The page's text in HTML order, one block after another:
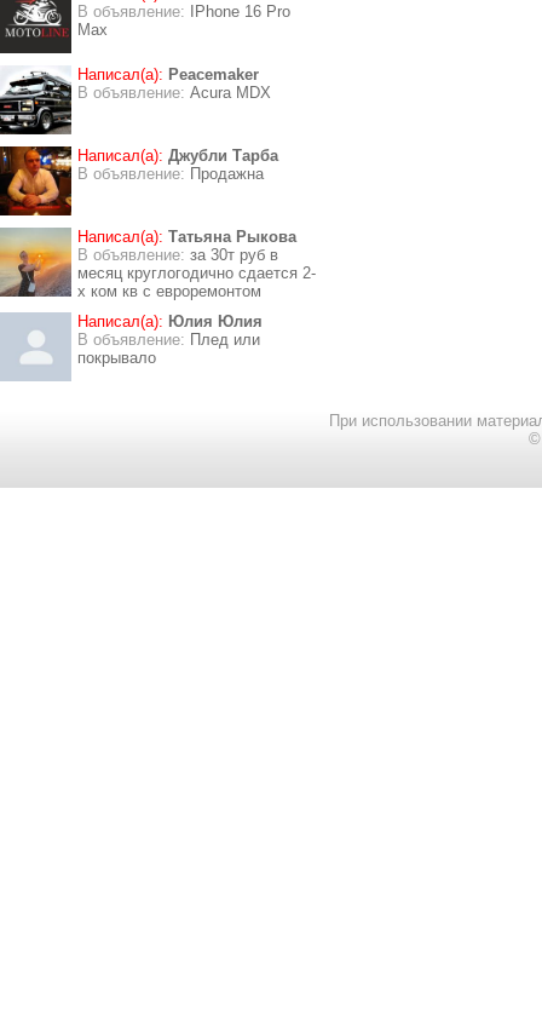
В объявление:
IPhone 16 Pro
Max
Написал(а): Peacemaker
В объявление: Acura MDX
Написал(а): Джубли Тарба
В объявление: Продажна
Написал(а): Татьяна Рыкова
В объявление: за 30т руб в
месяц круглогодично сдается 2-
х ком кв с евроремонтом
Написал(а): Юлия Юлия
В объявление: Плед или
покрывало
При использовании